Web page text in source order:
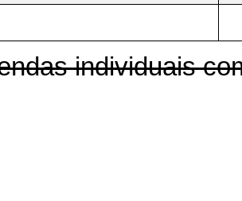
individuais